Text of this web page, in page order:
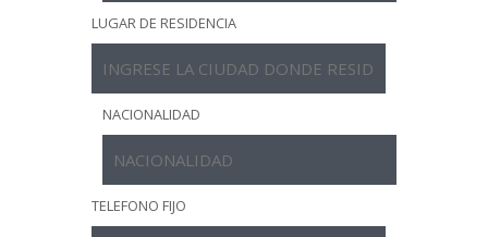
LUGAR DE RESIDENCIA
NACIONALIDAD
TELEFONO FIJO